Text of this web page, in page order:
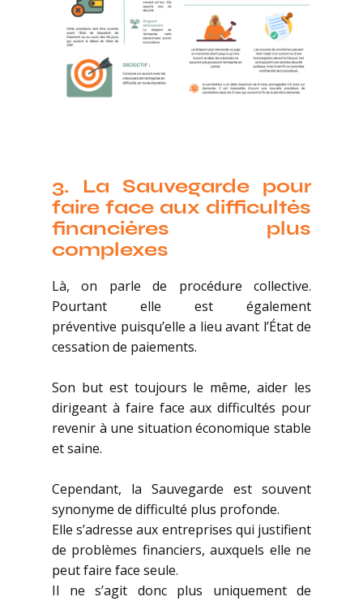
3. La Sauvegarde pour
faire face aux difficultés
financières plus
complexes
Là, on parle de procédure collective.
Pourtant elle est également
préventive puisqu’elle a lieu avant l’État de
cessation de paiements.
Son but est toujours le même, aider les
dirigeant à faire face aux difficultés pour
revenir à une situation économique stable
et saine.
Cependant, la Sauvegarde est souvent
synonyme de difficulté plus profonde.
Elle s’adresse aux entreprises qui justifient
de problèmes financiers, auxquels elle ne
peut faire face seule.
Il ne s’agit donc plus uniquement de